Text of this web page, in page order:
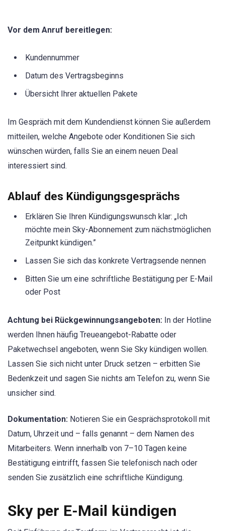
Vor dem Anruf bereitlegen:
Kundennummer
Datum des Vertragsbeginns
Übersicht Ihrer aktuellen Pakete
Im Gespräch mit dem Kundendienst können Sie außerdem
mitteilen, welche Angebote oder Konditionen Sie sich
wünschen würden, falls Sie an einem neuen Deal
interessiert sind.
Ablauf des Kündigungsgesprächs
Erklären Sie Ihren Kündigungswunsch klar: „Ich
möchte mein Sky-Abonnement zum nächstmöglichen
Zeitpunkt kündigen.”
Lassen Sie sich das konkrete Vertragsende nennen
Bitten Sie um eine schriftliche Bestätigung per E-Mail
oder Post
Achtung bei Rückgewinnungsangeboten: In der Hotline
werden Ihnen häufig Treueangebot-Rabatte oder
Paketwechsel angeboten, wenn Sie Sky kündigen wollen.
Lassen Sie sich nicht unter Druck setzen – erbitten Sie
Bedenkzeit und sagen Sie nichts am Telefon zu, wenn Sie
unsicher sind.
Dokumentation: Notieren Sie ein Gesprächsprotokoll mit
Datum, Uhrzeit und – falls genannt – dem Namen des
Mitarbeiters. Wenn innerhalb von 7–10 Tagen keine
Bestätigung eintrifft, fassen Sie telefonisch nach oder
senden Sie zusätzlich eine schriftliche Kündigung.
Sky per E-Mail kündigen